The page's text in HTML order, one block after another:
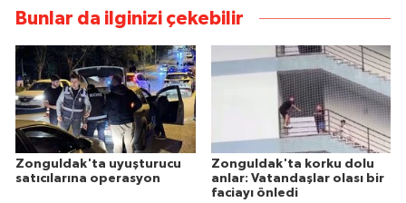
Bunlar da ilginizi çekebilir
Zonguldak'ta uyuşturucu
satıcılarına operasyon
Zonguldak'ta korku dolu
anlar: Vatandaşlar olası bir
faciayı önledi